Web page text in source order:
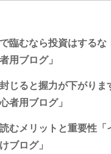
臨むなら投資はするな
用ブログ」
じると握力が下がりま
者用ブログ」
むメリットと重要性「
ブログ」